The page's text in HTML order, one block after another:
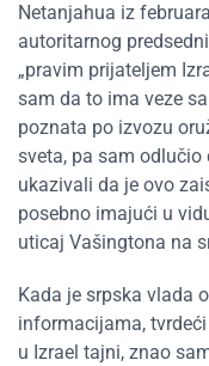
Netanjahua iz
autoritarnog
„pravim prijateljem
sam da to ima veze
poznata po izvozu
sveta, pa sam
ukazivali da je ovo
posebno imajući u
uticaj Vašingtona na
Kada je srpska vlada
informacijama,
u Izrael tajni, znao